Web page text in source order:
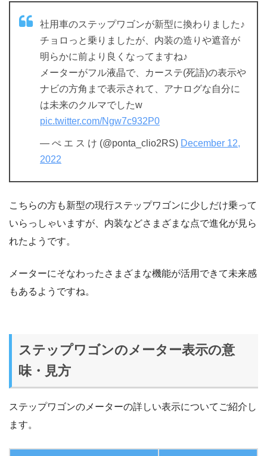
社用車のステップワゴンが新型に換わりました♪
チョロっと乗りましたが、内装の造りや遮音が
明らかに前より良くなってますね♪
メーターがフル液晶で、カーステ(死語)の表示や
ナビの方角まで表示されて、アナログな自分に
は未来のクルマでしたw
pic.twitter.com/Ngw7c932P0
— ぺ エ ス け (@ponta_clio2RS) December 12,
2022
こちらの方も新型の現行ステップワゴンに少しだけ乗って
いらっしゃいますが、内装などさまざまな点で進化が見ら
れたようです。
メーターにそなわったさまざまな機能が活用できて未来感
もあるようですね。
ステップワゴンのメーター表示の意
味・見方
ステップワゴンのメーターの詳しい表示についてご紹介し
ます。